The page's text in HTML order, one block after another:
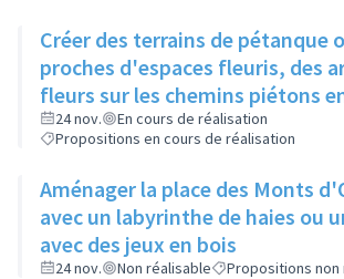
Créer des terrains de pétanque
proches d'espaces fleuris, des
fleurs sur les chemins piétons
immeubles
24 nov.
En cours de réalisation
Propositions en cours de réalisation
Aménager la place des Monts
avec un labyrinthe de haies ou
avec des jeux en bois
24 nov. Non réalisable Propositions non